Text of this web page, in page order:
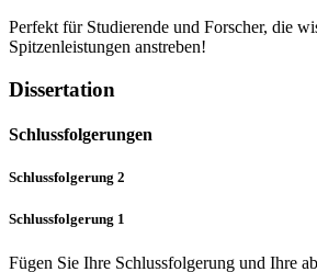
Perfekt für Studierende und Forscher, die
Spitzenleistungen anstreben!
Dissertation
Schlussfolgerungen
Schlussfolgerung 2
Schlussfolgerung 1
Fügen Sie Ihre Schlussfolgerung und Ihre